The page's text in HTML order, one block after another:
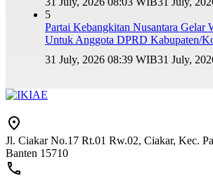
5
Partai Kebangkitan Nusantara Gelar
Untuk Anggota DPRD Kabupaten/
31 July, 2026 08:39 WIB31 July,
Jl. Ciakar No.17 Rt.01 Rw.02, Ciakar, Kec.
Banten 15710